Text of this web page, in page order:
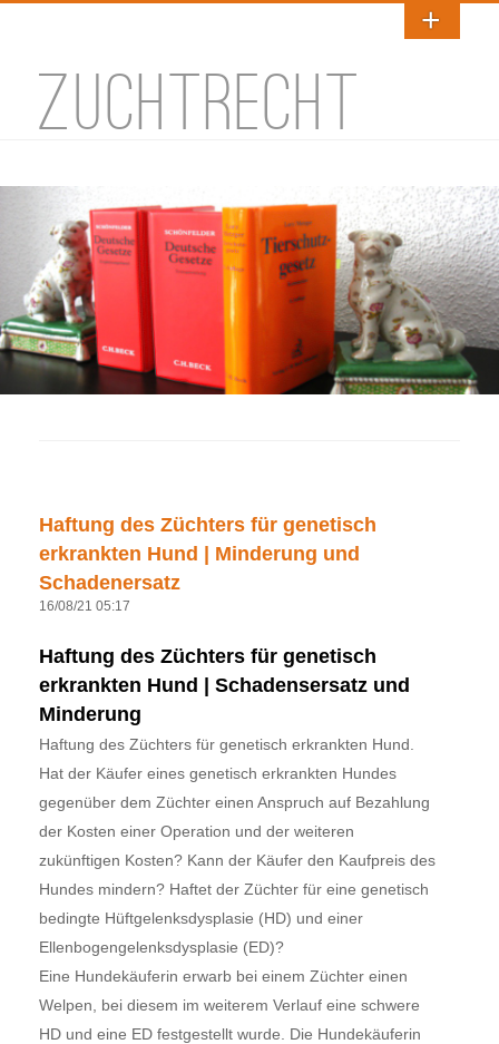
ZUCHTRECHT
Haftung des Züchters für genetisch
erkrankten Hund | Minderung und
Schadenersatz
16/08/21 05:17
Haftung des Züchters für genetisch
erkrankten Hund | Schadensersatz und
Minderung
Haftung des Züchters für genetisch erkrankten Hund.
Hat der Käufer eines genetisch erkrankten Hundes
gegenüber dem Züchter einen Anspruch auf Bezahlung
der Kosten einer Operation und der weiteren
zukünftigen Kosten? Kann der Käufer den Kaufpreis des
Hundes mindern? Haftet der Züchter für eine genetisch
bedingte Hüftgelenksdysplasie (HD) und einer
Ellenbogengelenksdysplasie (ED)?
Eine Hundekäuferin erwarb bei einem Züchter einen
Welpen, bei diesem im weiterem Verlauf eine schwere
HD und eine ED festgestellt wurde. Die Hundekäuferin